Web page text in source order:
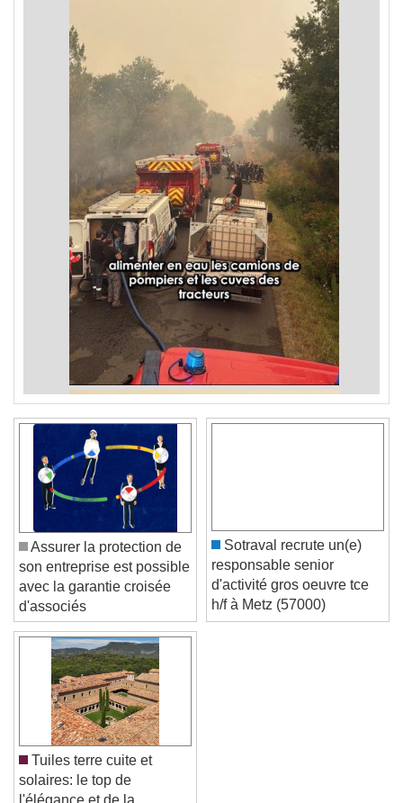
Assurer la protection de
son entreprise est possible
avec la garantie croisée
d'associés
Sotraval recrute un(e)
responsable senior
d'activité gros oeuvre tce
h/f à Metz (57000)
Tuiles terre cuite et
solaires: le top de